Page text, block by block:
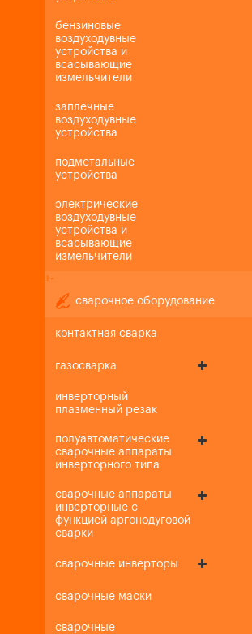
бензиновые
воздуходувные
устройства и
всасывающие
измельчители
заплечные
воздуходувные
устройства
подметальные
устройства
электрические
воздуходувные
устройства и
всасывающие
измельчители
+-
сварочное оборудование
контактная сварка
газосварка
инверторный
плазменный резак
полуавтоматические
сварочные аппараты
инверторного типа
сварочные аппараты
инверторные с
функцией аргонодуговой
сварки
сварочные инверторы
сварочные маски
сварочные